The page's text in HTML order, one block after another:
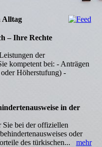
Alltag
– Ihre Rechte
der
kompetent bei: - Anträgen
Höherstufung) -
in der
Sie bei der offiziellen
oder
des türkischen... mehr